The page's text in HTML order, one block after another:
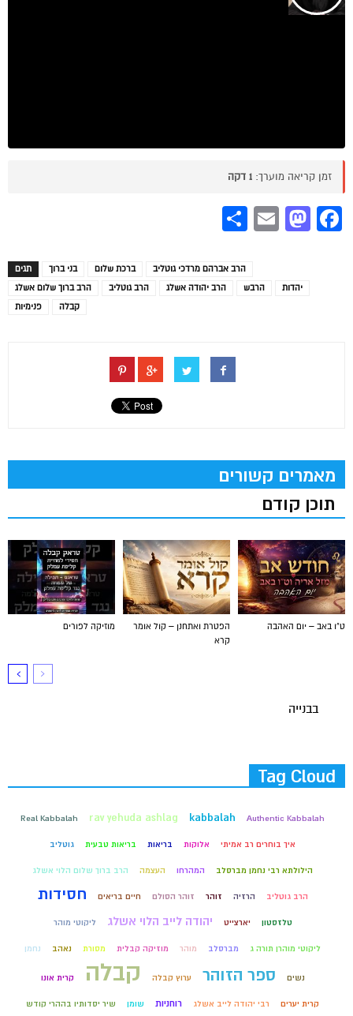
זמן קריאה מוערך: 1 דקה
Facebook
Mastodon
Email
תגים בני ברוך ברכת שלום
הרב אברהם מרדכי גוטליב
הרב ברוך שלום אשלג
הרב גוטליב הרב יהודה אשלג הרבש
יהדות
פנימיות
קבלה
מאמרים קשורים
תוכן קודם
מוזיקה לפורים
הפטרת ואתחנן – קול אומר
קרא
ט"ו באב – יום האהבה
בבנייה
Tag Cloud
Authentic Kabbalah
kabbalah
rav yehuda ashlag
Real Kabbalah
איך בוחרים רב אמיתי אלוקות בריאות בריאות טבעית גוטליב
הילולתא רבי נחמן מברסלב המהרחו העצמה הרב ברוך שלום הלוי אשלג
הרב גוטליב הרזיה זוהר זוהר הסולם חיים בריאים חסידות
טלזסטון יארצייט יהודה לייב הלוי אשלג ליקוטי מוהר
ליקוטי מוהרן תורה ג מברסלב מוהר מוזיקה קבלית מסורת נאהב נחמן
נשים ספר הזוהר ערוץ קבלה קבלה קרית אונו
קרית יערים רבי יהודה לייב אשלג רוחניות שומן שיר יסדותיו בההרי קודש